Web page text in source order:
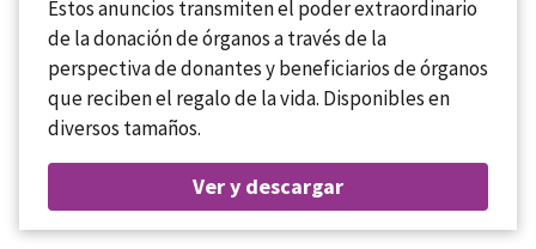
Estos anuncios transmiten el poder extraordinario
de la donación de órganos a través de la
perspectiva de donantes y beneficiarios de órganos
que reciben el regalo de la vida. Disponibles en
diversos tamaños.
Ver y descargar